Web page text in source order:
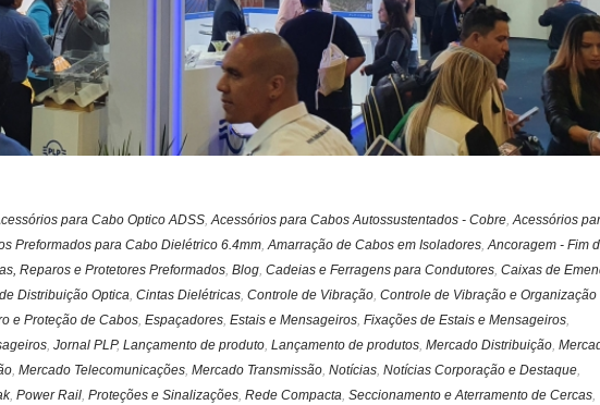
para Cabo Optico ADSS,Acessórios para Cabos Autossustentados - Cobre,Acessórios
Preformados para Cabo Dielétrico 6.4mm,Amarração de Cabos em Isoladores,Ancoragem - Fim
Reparos e Protetores Preformados, Blog, Cadeias e Ferragens para Condutores, Caixas de
Distribuição Optica, Cintas Dielétricas, Controle de Vibração, Controle de Vibração e Organização
e Proteção de Cabos, Espaçadores, Estais e Mensageiros, Fixações de Estais e Mensageiros,
, Jornal PLP, Lançamento de produto, Lançamento de produtos, Mercado Distribuição,
, Mercado Telecomunicações, Mercado Transmissão, Notícias, Notícias Corporação e Destaque,
, Power Rail, Proteções e Sinalizações, Rede Compacta, Seccionamento e Aterramento de Cercas,